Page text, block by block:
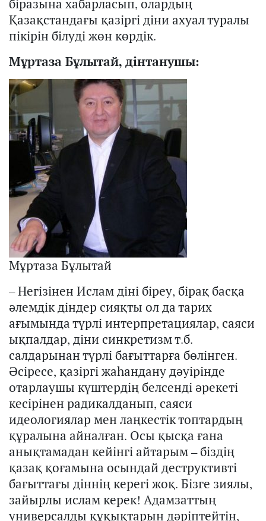
біразына хабарласып, олардың
Қазақстандағы қазіргі діни ахуалтуралы
пікірін білуді жөн көрдік.
Мұртаза Бұлытай, дінтанушы:
Мұртаза Бұлытай
–Негізінен Ислам діні біреу, бірақ басқа
әлемдік діндер сияқты ол да тарих
ағымында түрлі интерпретациялар, саяси
ықпалдар, діни синкретизм т.б.
салдарынан түрлі бағыттарға бөлінген.
Әсіресе, қазіргі жаһандану дәуірінде
отарлаушы күштердің белсенді әрекеті
кесірінен радикалданып, саяси
идеологиялар мен лаңкестіктоптардың
құралына айналған. Осы қысқа ғана
анықтамадан кейінгі айтарым – біздің
қазақ қоғамына осындай деструктивті
бағыттағы діннің керегі жоқ. Бізге зиялы,
зайырлы ислам керек! Адамзаттың
универсалды құқықтарын дәріптейтін,